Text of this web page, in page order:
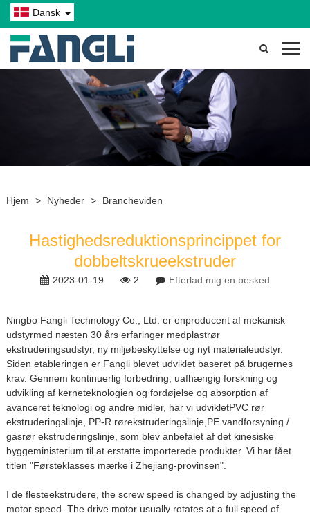
Dansk
Hjem > Nyheder > Brancheviden
Hastighedsreduktionsprincippet for
dobbeltskrueekstruder
2023-01-19 2 Efterlad mig en besked
Ningbo Fangli Technology Co., Ltd. er enproducent af mekanisk
udstyrmed næsten 30 års erfaringer medplastrør
ekstruderingsudstyr, ny miljøbeskyttelse og nyt materialeudstyr.
Siden etableringen er Fangli blevet udviklet baseret på brugernes
krav. Gennem kontinuerlig forbedring, uafhængig forskning og
udvikling af kerneteknologien og fordøjelse og absorption af
avanceret teknologi og andre midler, har vi udvikletPVC rør
ekstruderingslinje, PP-R rørekstruderingslinje, PE vandforsyning /
gasrør ekstruderingslinje, som blev anbefalet af det kinesiske
byggeministerium til at erstatte importerede produkter. Vi har fået
titlen "Førsteklasses mærke i Zhejiang-provinsen".
I de flesteekstrudere, the screw speed is changed by adjusting the
motor speed. The drive motor usually rotates at a full speed of